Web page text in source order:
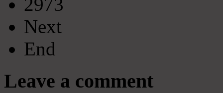
2973
Next
End
Leave a comment